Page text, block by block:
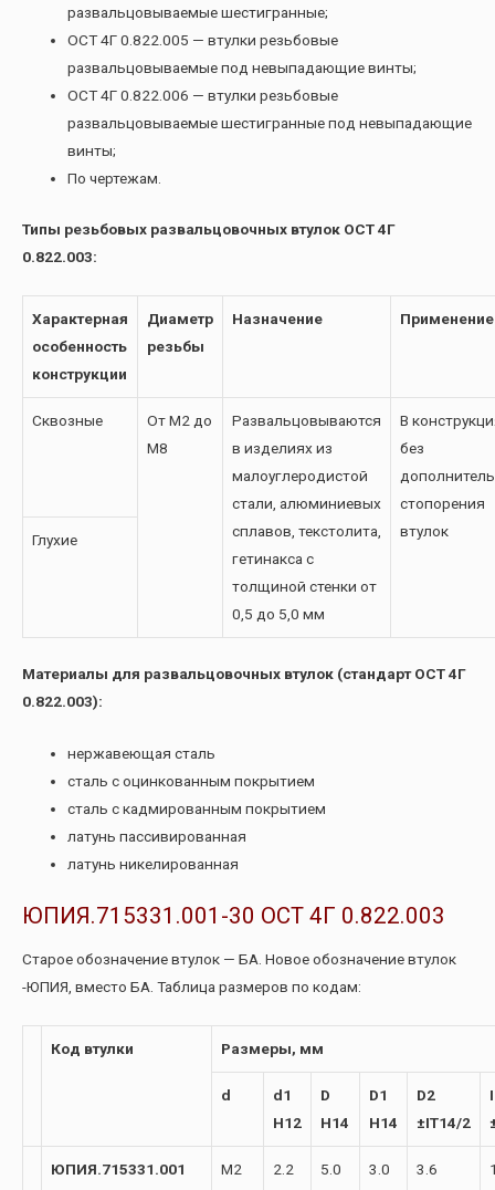
развальцовываемые шестигранные;
ОСТ 4Г 0.822.005 — втулки резьбовые
развальцовываемые под невыпадающие винты;
ОСТ 4Г 0.822.006 — втулки резьбовые
развальцовываемые шестигранные под невыпадающие
винты;
По чертежам.
Типы резьбовых развальцовочных втулок ОСТ 4Г
0.822.003:
Характерная
особенность
конструкции
Диаметр
резьбы
Назначение Применение
Сквозные
От М2 до
М8
Развальцовываются
в изделиях из
малоуглеродистой
стали, алюминиевых
сплавов, текстолита,
гетинакса с
толщиной стенки от
0,5 до 5,0 мм
В
без
стопорения
втулок
Глухие
Материалы для развальцовочных втулок (стандарт ОСТ 4Г
0.822.003):
нержавеющая сталь
сталь с оцинкованным покрытием
сталь с кадмированным покрытием
латунь пассивированная
латунь никелированная
ЮПИЯ.715331.001-30 ОСТ 4Г 0.822.003
Старое обозначение втулок — БА. Новое обозначение втулок
-ЮПИЯ, вместо БА. Таблица размеров по кодам:
Код втулки Размеры, мм
d
d1
H12
D
H14
D1
H14
D2
±IT14/2
I
ЮПИЯ.715331.001 М2 2.2 5.0 3.0 3.6